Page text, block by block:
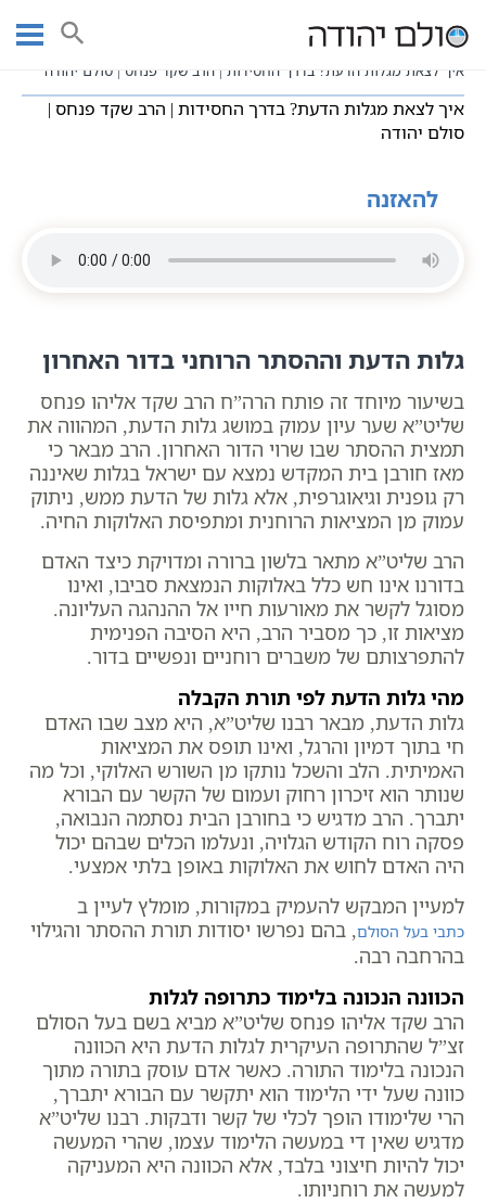
content
עמוד ראשי
שיעורי קבלה כתבי אשלג
חסידות כללי
איך לצאת מגלות הדעת? בדרך החסידות | הרב שקד פנחס | סולם יהודה
איך לצאת מגלות הדעת? בדרך החסידות | הרב שקד פנחס |
סולם יהודה
להאזנה
גלות הדעת וההסתר הרוחני בדור האחרון
בשיעור מיוחד זה פותח הרה”ח הרב שקד אליהו פנחס
שליט”א שער עיון עמוק במושג גלות הדעת, המהווה את
תמצית ההסתר שבו שרוי הדור האחרון. הרב מבאר כי
מאז חורבן בית המקדש נמצא עם ישראל בגלות שאיננה
רק גופנית וגיאוגרפית, אלא גלות של הדעת ממש, ניתוק
עמוק מן המציאות הרוחנית ומתפיסת האלוקות החיה.
הרב שליט”א מתאר בלשון ברורה ומדויקת כיצד האדם
בדורנו אינו חש כלל באלוקות הנמצאת סביבו, ואינו
מסוגל לקשר את מאורעות חייו אל ההנהגה העליונה.
מציאות זו, כך מסביר הרב, היא הסיבה הפנימית
להתפרצותם של משברים רוחניים ונפשיים בדור.
מהי גלות הדעת לפי תורת הקבלה
גלות הדעת, מבאר רבנו שליט”א, היא מצב שבו האדם
חי בתוך דמיון והרגל, ואינו תופס את המציאות
האמיתית. הלב והשכל נותקו מן השורש האלוקי, וכל מה
שנותר הוא זיכרון רחוק ועמום של הקשר עם הבורא
יתברך. הרב מדגיש כי בחורבן הבית נסתמה הנבואה,
פסקה רוח הקודש הגלויה, ונעלמו הכלים שבהם יכול
היה האדם לחוש את האלוקות באופן בלתי אמצעי.
למעיין המבקש להעמיק במקורות, מומלץ לעיין ב
כתבי בעל הסולם, בהם נפרשו יסודות תורת ההסתר והגילוי
בהרחבה רבה.
הכוונה הנכונה בלימוד כתרופה לגלות
הרב שקד אליהו פנחס שליט”א מביא בשם בעל הסולם
זצ”ל שהתרופה העיקרית לגלות הדעת היא הכוונה
הנכונה בלימוד התורה. כאשר אדם עוסק בתורה מתוך
כוונה שעל ידי הלימוד הוא יתקשר עם הבורא יתברך,
הרי שלימודו הופך לכלי של קשר ודבקות. רבנו שליט”א
מדגיש שאין די במעשה הלימוד עצמו, שהרי המעשה
יכול להיות חיצוני בלבד, אלא הכוונה היא המעניקה
למעשה את רוחניותו.